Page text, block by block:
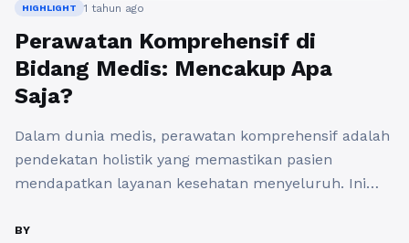
HIGHLIGHT 1 tahun ago
Perawatan Komprehensif di
Bidang Medis: Mencakup Apa
Saja?
Dalam dunia medis, perawatan komprehensif adalah
pendekatan holistik yang memastikan pasien
mendapatkan layanan kesehatan menyeluruh. Ini
hingga pemulihan. Dalam laman lcmctroy.com
BY